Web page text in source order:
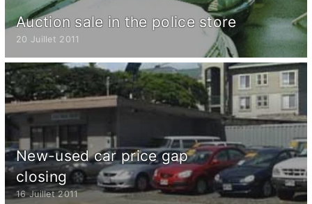
Auction sale in the police store
20 Juillet 2011
New-used car price gap
closing
16 Juillet 2011